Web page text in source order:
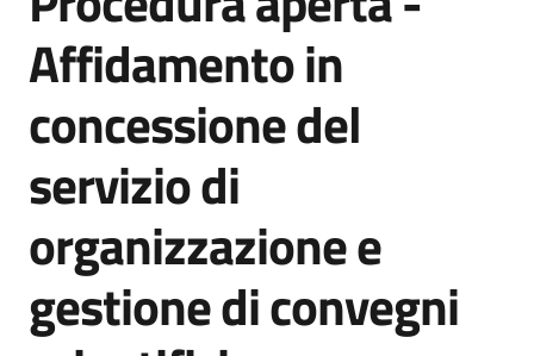
acquisto
Piattaforme
Affidamento in
concessione del
servizio di
organizzazione e
gestione di convegni